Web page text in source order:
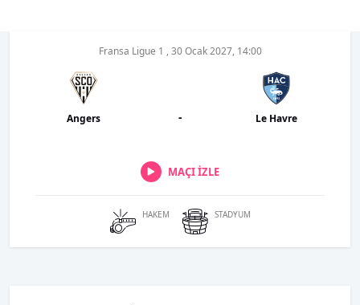
Fransa Ligue 1 , 30 Ocak 2027, 14:00
Angers -
MAÇI İZLE
Le Havre
HAKEM STADYUM